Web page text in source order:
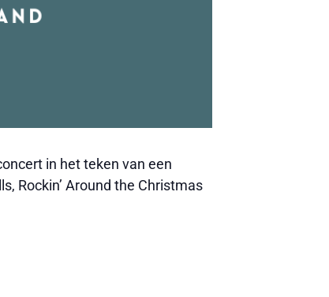
in het teken van een
Rockin’ Around the Christmas